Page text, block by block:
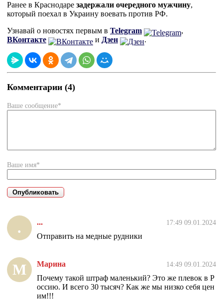
Ранее в Краснодаре задержали очередного мужчину,
который поехал в Украину воевать против РФ.
Узнавай о новостях первым в Telegram
,
ВКонтакте
и Дзен .
Комментарии (4)
Ваше сообщение*
Ваше имя*
. ... 17:49 09.01.2024
Отправить на медные рудники
М Марина 14:49 09.01.2024
Почему такой штраф маленький? Это же плевок в Р
оссию. И всего 30 тысяч? Как же мы низко себя цен
им!!!